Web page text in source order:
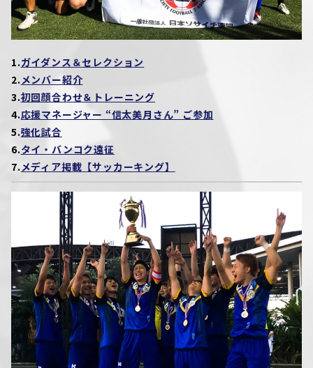
1.ガイダンス＆セレクション
2.メンバー紹介
3.初回顔合わせ＆トレーニング
4.応援マネージャー “信太美月さん” ご参加
5.強化試合
6.タイ・バンコク遠征
7.メディア掲載【サッカーキング】